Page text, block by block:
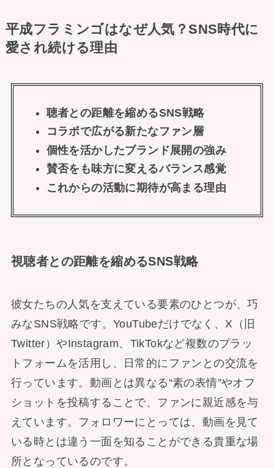
平成フラミンゴはなぜ人気？SNS時代に
愛され続ける理由
聴者との距離を縮めるSNS戦略
コラボで広がる新たなファン層
個性を活かしたブランド展開の強み
賛否をも味方に変えるバランス感覚
これからの活動に期待が高まる理由
視聴者との距離を縮めるSNS戦略
彼女たちの人気を支えている要素のひとつが、巧
みなSNS戦略です。YouTubeだけでなく、X（旧
Twitter）やInstagram、TikTokなど複数のプラッ
トフォームを活用し、日常的にファンとの交流を
行っています。動画とは異なる“素の表情”やオフ
ショットを投稿することで、ファンに親近感を与
えています。フォロワーにとっては、動画を見て
いる時とは違う一面を知ることができる貴重な場
所となっているのです。